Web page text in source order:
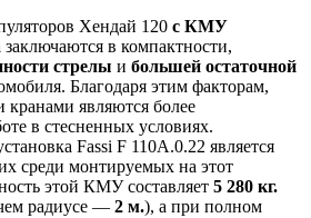
Хендай 120 с КМУ
заключаются в компактности,
стрелы и большей остаточной
Благодаря этим факторам,
являются более
в стесненных условиях.
Fassi F 110A.0.22 является
среди монтируемых на этот
этой КМУ составляет 5 280 кг.
радиусе — 2 м.), а при полном